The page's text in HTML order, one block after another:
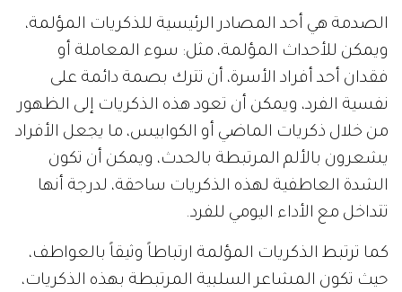
الصدمة هي أحد المصادر الرئيسية للذكريات المؤلمة،
ويمكن للأحداث المؤلمة، مثل: سوء المعاملة أو
فقدان أحد أفراد الأسرة، أن تترك بصمة دائمة على
نفسية الفرد، ويمكن أن تعود هذه الذكريات إلى الظهور
من خلال ذكريات الماضي أو الكوابيس، ما يجعل الأفراد
يشعرون بالألم المرتبطة بالحدث، ويمكن أن تكون
الشدة العاطفية لهذه الذكريات ساحقة، لدرجة أنها
تتداخل مع الأداء اليومي للفرد.
كما ترتبط الذكريات المؤلمة ارتباطاً وثيقاً بالعواطف،
حيث تكون المشاعر السلبية المرتبطة بهذه الذكريات،